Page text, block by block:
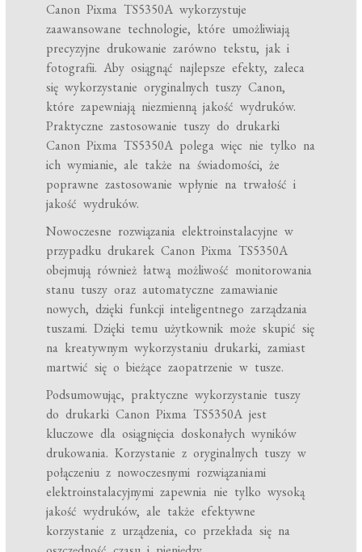
Canon Pixma TS5350A wykorzystuje
zaawansowane technologie, które umożliwiają
precyzyjne drukowanie zarówno tekstu, jak i
fotografii. Aby osiągnąć najlepsze efekty, zaleca
się wykorzystanie oryginalnych tuszy Canon,
które zapewniają niezmienną jakość wydruków.
Praktyczne zastosowanie tuszy do drukarki
Canon Pixma TS5350A polega więc nie tylko na
ich wymianie, ale także na świadomości, że
poprawne zastosowanie wpłynie na trwałość i
jakość wydruków.
Nowoczesne rozwiązania elektroinstalacyjne w
przypadku drukarek Canon Pixma TS5350A
obejmują również łatwą możliwość monitorowania
stanu tuszy oraz automatyczne zamawianie
nowych, dzięki funkcji inteligentnego zarządzania
tuszami. Dzięki temu użytkownik może skupić się
na kreatywnym wykorzystaniu drukarki, zamiast
martwić się o bieżące zaopatrzenie w tusze.
Podsumowując, praktyczne wykorzystanie tuszy
do drukarki Canon Pixma TS5350A jest
kluczowe dla osiągnięcia doskonałych wyników
drukowania. Korzystanie z oryginalnych tuszy w
połączeniu z nowoczesnymi rozwiązaniami
elektroinstalacyjnymi zapewnia nie tylko wysoką
jakość wydruków, ale także efektywne
korzystanie z urządzenia, co przekłada się na